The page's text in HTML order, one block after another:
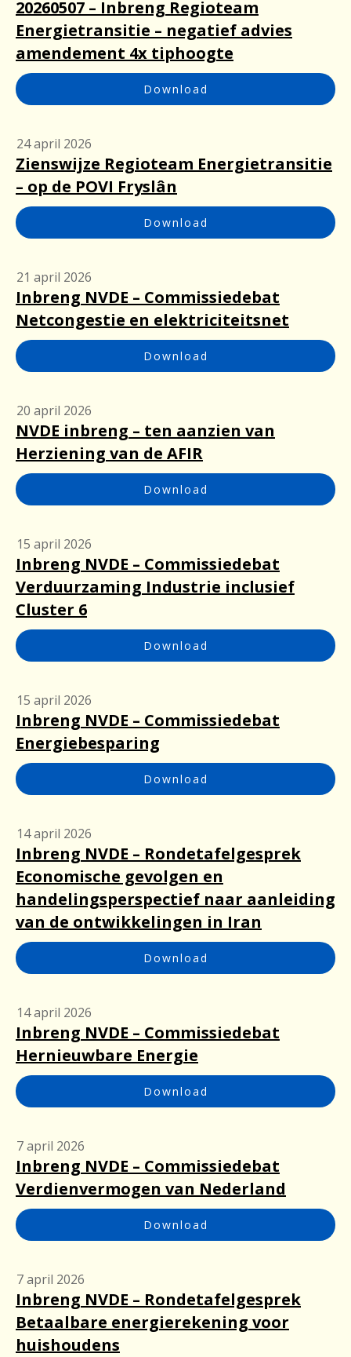
20260507 – Inbreng Regioteam
Energietransitie – negatief advies
amendement 4x tiphoogte
Download
24 april 2026
Zienswijze Regioteam Energietransitie
– op de POVI Fryslân
Download
21 april 2026
Inbreng NVDE – Commissiedebat
Netcongestie en elektriciteitsnet
Download
20 april 2026
NVDE inbreng – ten aanzien van
Herziening van de AFIR
Download
15 april 2026
Inbreng NVDE – Commissiedebat
Verduurzaming Industrie inclusief
Cluster 6
Download
15 april 2026
Inbreng NVDE – Commissiedebat
Energiebesparing
Download
14 april 2026
Inbreng NVDE – Rondetafelgesprek
Economische gevolgen en
handelingsperspectief naar aanleiding
van de ontwikkelingen in Iran
Download
14 april 2026
Inbreng NVDE – Commissiedebat
Hernieuwbare Energie
Download
7 april 2026
Inbreng NVDE – Commissiedebat
Verdienvermogen van Nederland
Download
7 april 2026
Inbreng NVDE – Rondetafelgesprek
Betaalbare energierekening voor
huishoudens